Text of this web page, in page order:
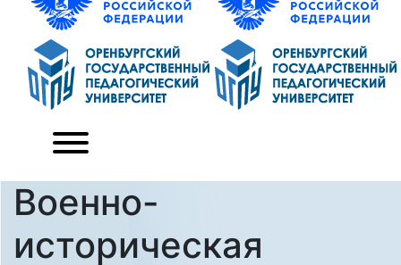
Военно-
историческая